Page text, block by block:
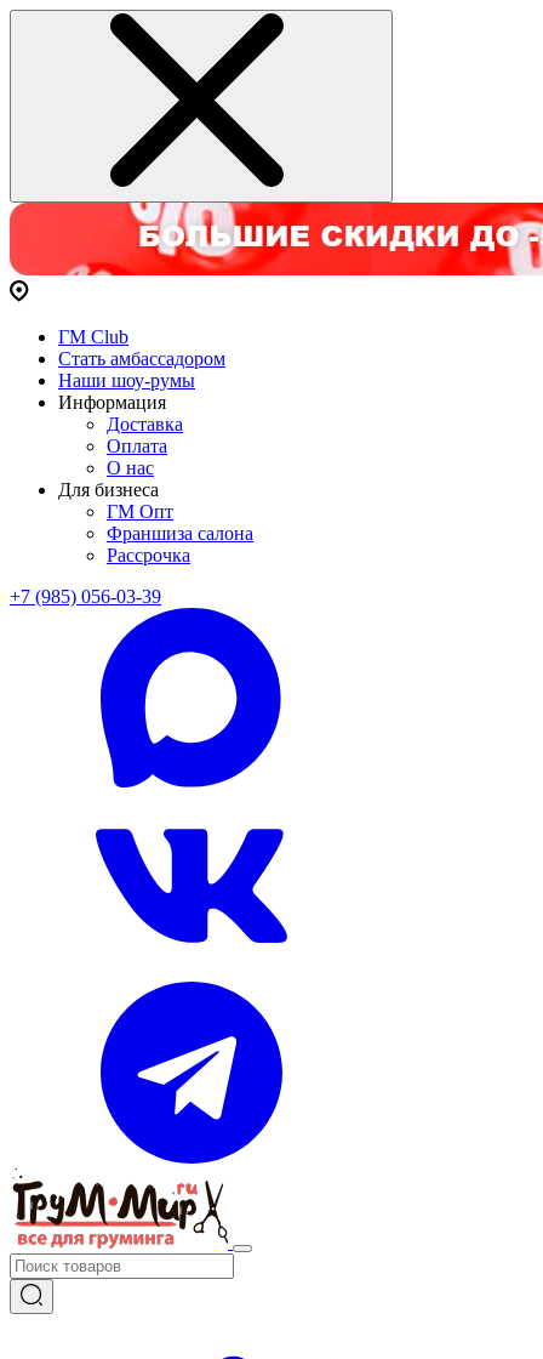
ГМ Club
Стать амбассадором
Наши шоу-румы
Информация
Доставка
Оплата
О нас
Для бизнеса
ГМ Опт
Франшиза салона
Рассрочка
+7 (985) 056-03-39